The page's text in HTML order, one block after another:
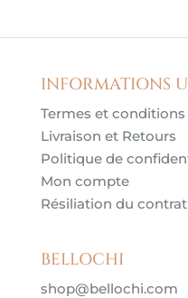
INFORMATIONS
Termes et conditions
Livraison et Retours
Politique de
Mon compte
Résiliation du contrat
BELLOCHI
shop@bellochi.com